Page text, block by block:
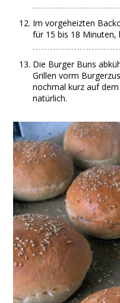
Im vorgeheizten
für 15 bis 18 Minuten,
Die Burger Buns
Grillen vorm
nochmal kurz auf
natürlich.